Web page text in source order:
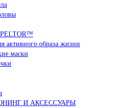
активного образа жизни
маски
И АКСЕССУАРЫ